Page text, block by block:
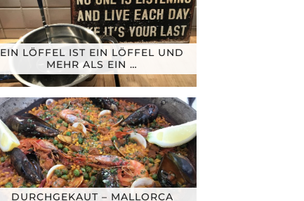
EIN LÖFFEL IST EIN LÖFFEL UND
MEHR ALS EIN …
DURCHGEKAUT – MALLORCA